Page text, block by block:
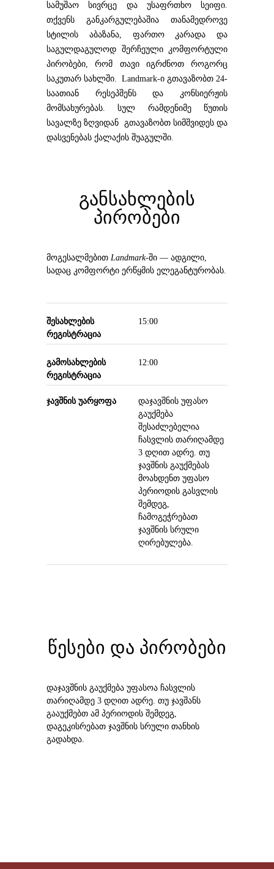
სამუშაო სივრცე და უსაფრთხო სეიფი.
თქვენს განკარგულებაშია თანამედროვე
სტილის აბაზანა, ფართო კარადა და
საგულდაგულოდ შერჩეული კომფორტული
პირობები, რომ თავი იგრძნოთ როგორც
საკუთარ სახლში. Landmark-ი გთავაზობთ 24-
საათიან რესეპშენს და კონსიერჟის
მომსახურებას. სულ რამდენიმე წუთის
სავალზე ზღვიდან გთავაზობთ სიმშვიდეს და
დასვენებას ქალაქის შუაგულში.
განსახლების
პირობები
მოგესალმებით Landmark-ში — ადგილი,
სადაც კომფორტი ერწყმის ელეგანტურობას.
შესახლების
რეგისტრაცია
15:00
გამოსახლების
რეგისტრაცია
12:00
ჯავშნის უარყოფა
დაჯავშნის უფასო
გაუქმება
შესაძლებელია
ჩასვლის თარიღამდე
3 დღით ადრე. თუ
ჯავშნის გაუქმებას
მოახდენთ უფასო
პერიოდის გასვლის
შემდეგ,
ჩამოგეჭრებათ
ჯავშნის სრული
ღირებულება.
წესები და პირობები
დაჯავშნის გაუქმება უფასოა ჩასვლის
თარიღამდე 3 დღით ადრე. თუ ჯავშანს
გააუქმებთ ამ პერიოდის შემდეგ,
დაგეკისრებათ ჯავშნის სრული თანხის
გადახდა.